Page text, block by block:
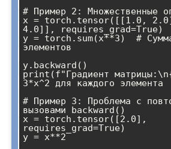
# Пример 2: Множественные
x = torch.tensor([[1.0,
4.0]], requires_grad=True)
y = torch.sum(x**3)  #
элементов
y.backward()
print(f"Градиент
3*x^2 для каждого элемента
# Пример 3: Проблема с
вызовами backward()
x = torch.tensor([2.0],
requires_grad=True)
y = x**2